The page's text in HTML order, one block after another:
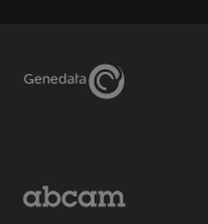
Genedata Link